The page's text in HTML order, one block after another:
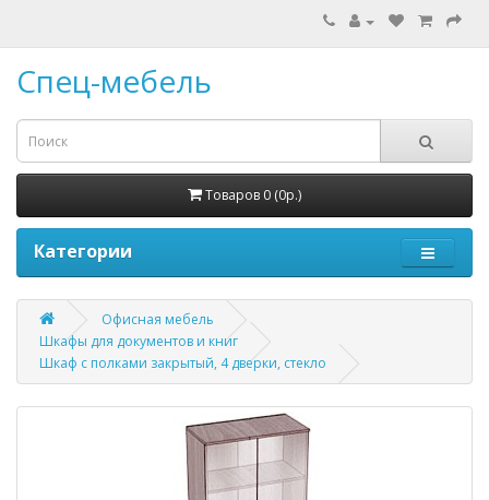
Спец-мебель
Товаров 0 (0р.)
Категории
Офисная мебель
Шкафы для документов и книг
Шкаф с полками закрытый, 4 дверки, стекло